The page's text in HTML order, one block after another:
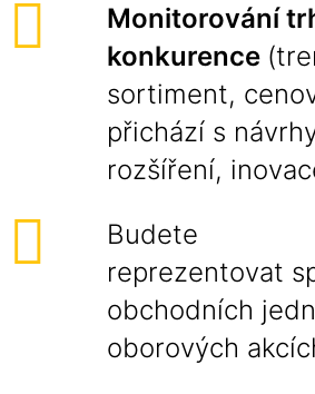
Monitorování
konkurence
sortiment,
přichází s
rozšíření,
Budete
reprezentovat
obchodních
oborových